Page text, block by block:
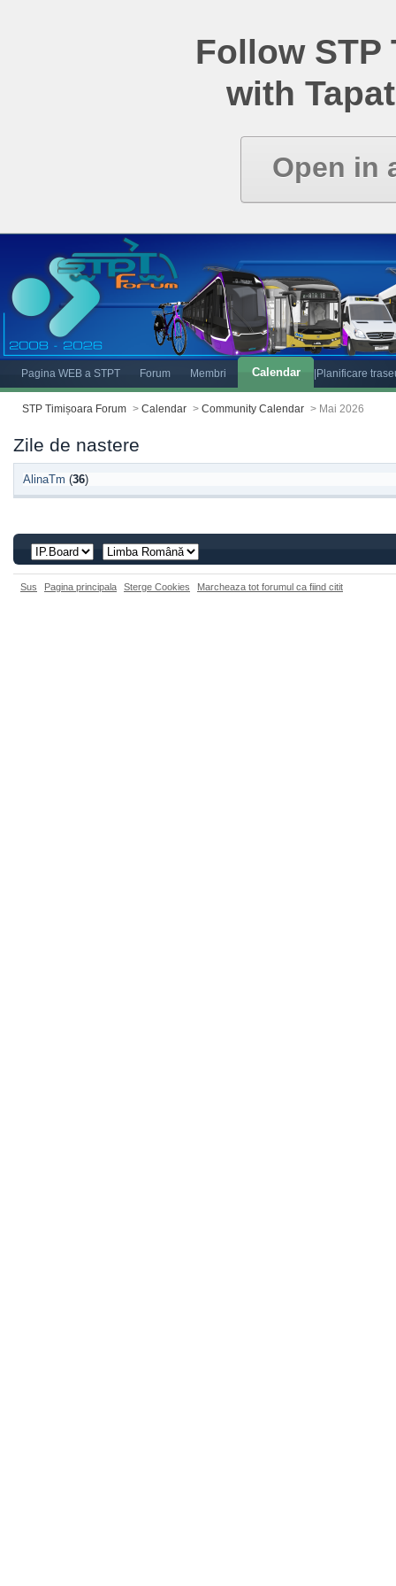
Follow STP
with
Open in
Pagina WEB a STPT Forum Membri Calendar |Planificare
STP Timișoara Forum > Calendar > Community Calendar > Mai 2026
Zile de nastere
AlinaTm (36)
Sus Pagina principala Sterge Cookies Marcheaza tot forumul ca fiind citit